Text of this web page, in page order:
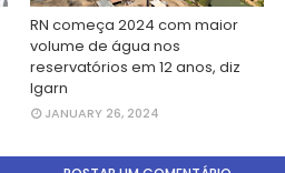
RN começa 2024 com maior
volume de água nos
reservatórios em 12 anos, diz
Igarn
JANUARY 26, 2024